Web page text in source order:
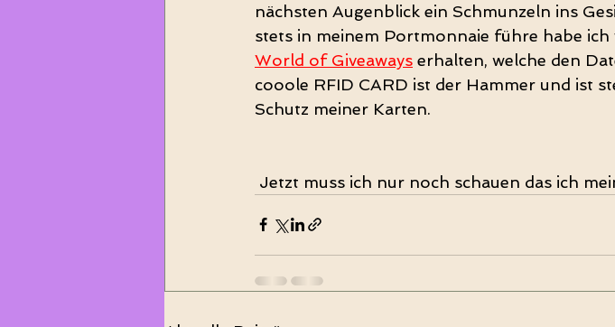
nächsten Augenblick ein Schmunzeln ins
stets in meinem Portmonnaie führe habe ich
World of Giveaways erhalten, welche den
cooole RFID CARD ist der Hammer und ist
Schutz meiner Karten.
Jetzt muss ich nur noch schauen das ich